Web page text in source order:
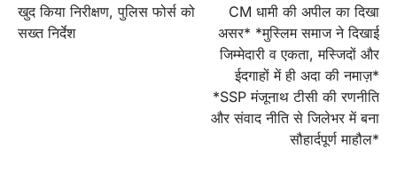
खुद किया निरीक्षण, पुलिस फोर्स को
सख्त निर्देश
CM धामी की अपील का दिखा
असर* *मुस्लिम समाज ने दिखाई
जिम्मेदारी व एकता, मस्जिदों और
ईदगाहों में ही अदा की नमाज़*
*SSP मंजूनाथ टीसी की रणनीति
और संवाद नीति से जिलेभर में बना
सौहार्दपूर्ण माहौल*